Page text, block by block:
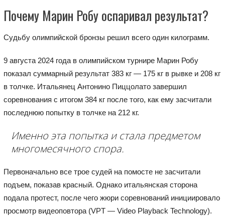
Почему Марин Робу оспаривал результат?
Судьбу олимпийской бронзы решил всего один килограмм.
9 августа 2024 года в олимпийском турнире Марин Робу
показал суммарный результат 383 кг — 175 кг в рывке и 208 кг
в толчке. Итальянец Антонино Пиццолато завершил
соревнования с итогом 384 кг после того, как ему засчитали
последнюю попытку в толчке на 212 кг.
Именно эта попытка и стала предметом
многомесячного спора.
Первоначально все трое судей на помосте не засчитали
подъем, показав красный. Однако итальянская сторона
подала протест, после чего жюри соревнований инициировало
просмотр видеоповтора (VPT — Video Playback Technology).